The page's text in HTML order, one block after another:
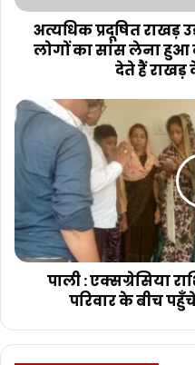
अत्यधिक प्रदूषित
लोगों का सांस लेना हुआ
देते हैं राखड़
पाली : एक्सग्रेसिया
परिवार के बीच